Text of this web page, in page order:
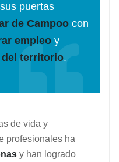
puertas
de Campoo con
empleo y
del territorio.
de vida y
profesionales ha
y han logrado